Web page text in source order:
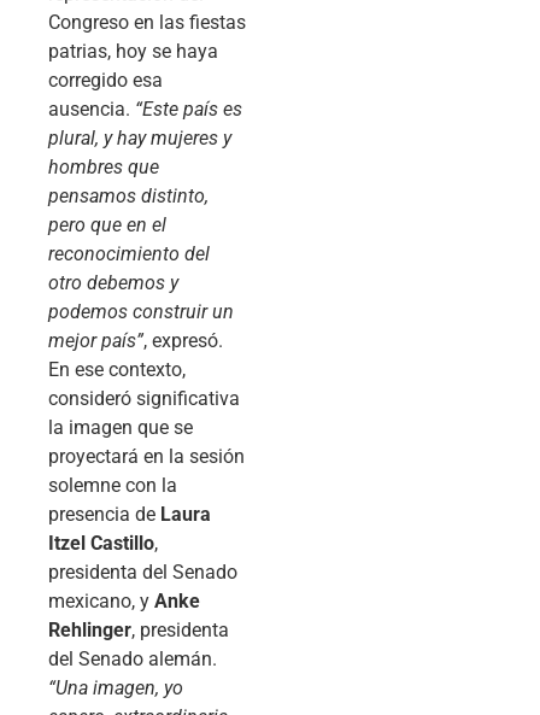
Congreso en las fiestas
patrias, hoy se haya
corregido esa
ausencia. “Este país es
plural, y hay mujeres y
hombres que
pensamos distinto,
pero que en el
reconocimiento del
otro debemos y
podemos construir un
mejor país”, expresó.
En ese contexto,
consideró significativa
la imagen que se
proyectará en la sesión
solemne con la
presencia de Laura
Itzel Castillo,
presidenta del Senado
mexicano, y Anke
Rehlinger, presidenta
del Senado alemán.
“Una imagen, yo